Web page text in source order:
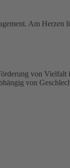
Am
von Vielfalt
von